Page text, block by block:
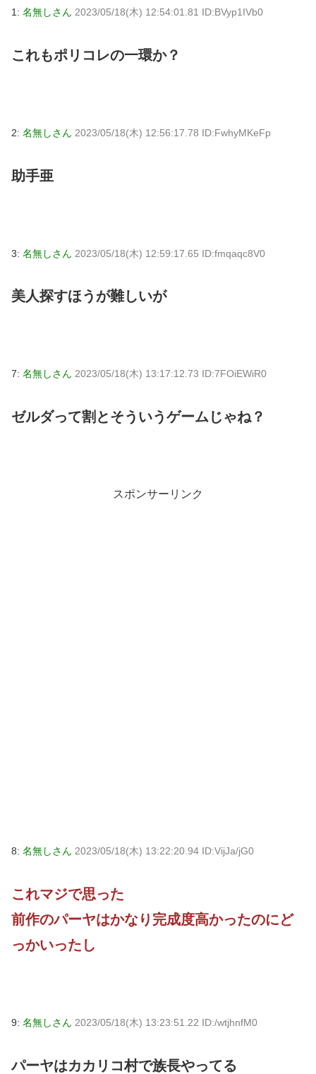
1: 名無しさん 2023/05/18(木) 12:54:01.81 ID:BVyp1IVb0
これもポリコレの一環か？
2: 名無しさん 2023/05/18(木) 12:56:17.78 ID:FwhyMKeFp
助手亜
3: 名無しさん 2023/05/18(木) 12:59:17.65 ID:fmqaqc8V0
美人探すほうが難しいが
7: 名無しさん 2023/05/18(木) 13:17:12.73 ID:7FOiEWiR0
ゼルダって割とそういうゲームじゃね？
スポンサーリンク
8: 名無しさん 2023/05/18(木) 13:22:20.94 ID:VijJa/jG0
これマジで思った
前作のパーヤはかなり完成度高かったのにど
っかいったし
9: 名無しさん 2023/05/18(木) 13:23:51.22 ID:/wtjhnfM0
パーヤはカカリコ村で族長やってる